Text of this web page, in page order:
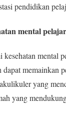
pendidikan
mental pelajar
mental
yang
yang